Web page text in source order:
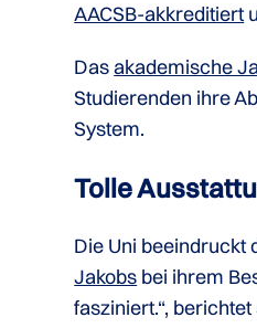
AACSB-akkreditiert
Dasakademische
Studierenden ihre
System.
Tolle
Die Uni beeindruckt
Jakobs bei ihrem
fasziniert.“,